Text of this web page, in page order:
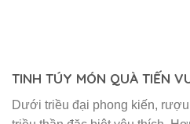
TINH TÚY MÓN QUÀ TIẾN